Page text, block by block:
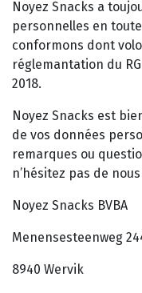
Noyez Snacks a
personnelles en
conformons dont
réglemantation du
2018.
Noyez Snacks est
de vos données
remarques ou
n’hésitez pas de
Noyez Snacks BVBA
Menensesteenweg
8940 Wervik